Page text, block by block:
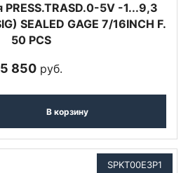
5V -1...9,3
SEALED GAGE 7/16INCH F.
50 PCS
5 850руб.
В корзину
SPKT00E3P1